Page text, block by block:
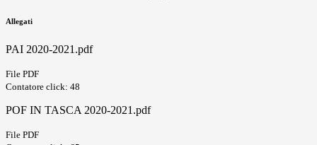
Allegati
PAI 2020-2021.pdf
File PDF
Contatore click: 48
POF IN TASCA 2020-2021.pdf
File PDF